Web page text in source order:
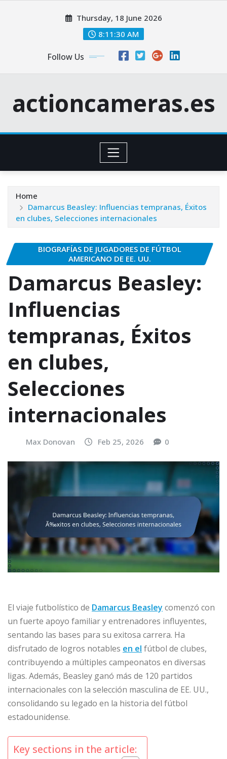
Thursday, 18 June 2026
8:11:31 AM
Follow Us
actioncameras.es
Home
Damarcus Beasley: Influencias tempranas, Éxitos
en clubes, Selecciones internacionales
BIOGRAFÍAS DE JUGADORES DE FÚTBOL
AMERICANO DE EE. UU.
Damarcus Beasley:
Influencias
tempranas, Éxitos
en clubes,
Selecciones
internacionales
Max Donovan Feb 25, 2026 0
El viaje futbolístico de Damarcus Beasley comenzó con
un fuerte apoyo familiar y entrenadores influyentes,
sentando las bases para su exitosa carrera. Ha
disfrutado de logros notables en el fútbol de clubes,
contribuyendo a múltiples campeonatos en diversas
ligas. Además, Beasley ganó más de 120 partidos
internacionales con la selección masculina de EE. UU.,
consolidando su legado en la historia del fútbol
estadounidense.
Key sections in the article: